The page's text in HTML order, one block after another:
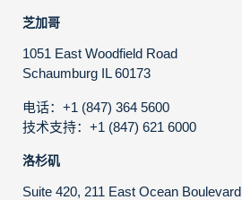
芝加哥
1051 East Woodfield Road
Schaumburg IL 60173
电话：+1 (847) 364 5600
技术支持：+1 (847) 621 6000
洛杉矶
Suite 420, 211 East Ocean Boulevard